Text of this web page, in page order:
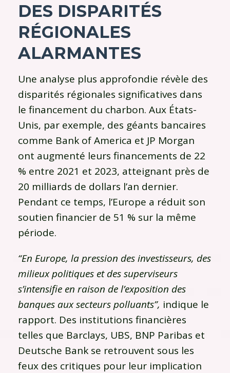
DES DISPARITÉS
RÉGIONALES
ALARMANTES
Une analyse plus approfondie révèle des
disparités régionales significatives dans
le financement du charbon. Aux États-
Unis, par exemple, des géants bancaires
comme Bank of America et JP Morgan
ont augmenté leurs financements de 22
% entre 2021 et 2023, atteignant près de
20 milliards de dollars l’an dernier.
Pendant ce temps, l’Europe a réduit son
soutien financier de 51 % sur la même
période.
“En Europe, la pression des investisseurs, des
milieux politiques et des superviseurs
s’intensifie en raison de l’exposition des
banques aux secteurs polluants”, indique le
rapport. Des institutions financières
telles que Barclays, UBS, BNP Paribas et
Deutsche Bank se retrouvent sous les
feux des critiques pour leur implication